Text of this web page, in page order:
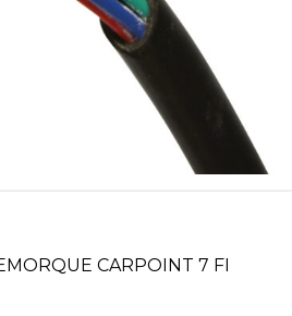
CARPOINT 7 FI